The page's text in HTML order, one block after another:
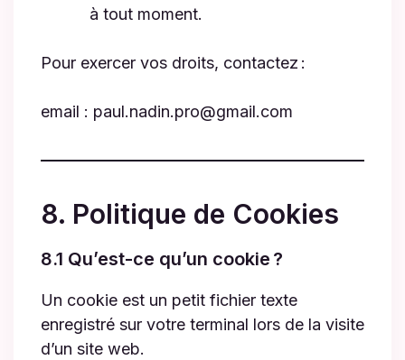
à tout moment.
Pour exercer vos droits, contactez :
email : paul.nadin.pro@gmail.com
8. Politique de Cookies
8.1 Qu’est-ce qu’un cookie ?
Un cookie est un petit fichier texte
enregistré sur votre terminal lors de la visite
d’un site web.